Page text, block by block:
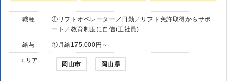
職種
①リフトオペレーター／日勤／リフト免許取得からサポ
ート／教育制度に自信(正社員)
給与 ①月給175,000円～
エリア
岡山市 岡山県